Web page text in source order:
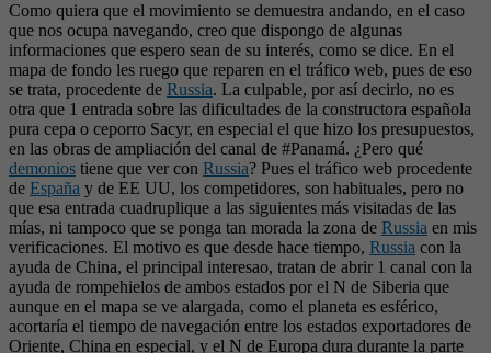
Como quiera que el movimiento se demuestra andando, en el caso
que nos ocupa navegando, creo que dispongo de algunas
informaciones que espero sean de su interés, como se dice. En el
mapa de fondo les ruego que reparen en el tráfico web, pues de eso
se trata, procedente de Russia. La culpable, por así decirlo, no es
otra que 1 entrada sobre las dificultades de la constructora española
pura cepa o ceporro Sacyr, en especial el que hizo los presupuestos,
en las obras de ampliación del canal de #Panamá. ¿Pero qué
demonios tiene que ver con Russia? Pues el tráfico web procedente
de España y de EE UU, los competidores, son habituales, pero no
que esa entrada cuadruplique a las siguientes más visitadas de las
mías, ni tampoco que se ponga tan morada la zona de Russia en mis
verificaciones. El motivo es que desde hace tiempo, Russia con la
ayuda de China, el principal interesao, tratan de abrir 1 canal con la
ayuda de rompehielos de ambos estados por el N de Siberia que
aunque en el mapa se ve alargada, como el planeta es esférico,
acortaría el tiempo de navegación entre los estados exportadores de
Oriente, China en especial, y el N de Europa dura durante la parte